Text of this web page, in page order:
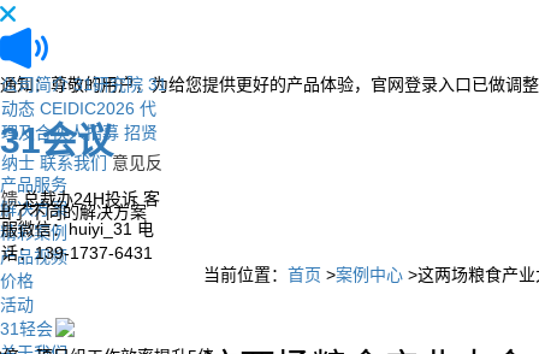
通知：尊敬的用户，为给您提供更好的产品体验，官网登录入口已做调
31会议
产品服务
解决方案
了不同的解决方案
精彩案例
产品视频
价格
活动
31轻会
公司简介 31研究院 31
动态 CEIDIC2026 代
理及合伙人招募 招贤
纳士 联系我们 意见反
馈 总裁办24H投诉 客
服微信：huiyi_31 电
话：139-1737-6431
当前位置： 首页 >案例中心 >这两场粮食产